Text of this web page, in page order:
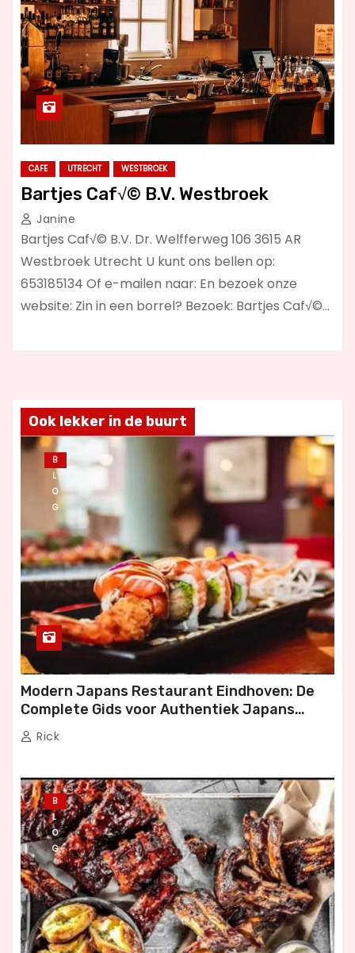
CAFE UTRECHT WESTBROEK
Bartjes Caf√© B.V. Westbroek
Janine
Bartjes Caf√© B.V. Dr. Welfferweg 106 3615 AR
Westbroek Utrecht U kunt ons bellen op:
653185134 Of e-mailen naar: En bezoek onze
website: Zin in een borrel? Bezoek: Bartjes Caf√©…
Ook lekker in de buurt
B
L
O
G
Modern Japans Restaurant Eindhoven: De
Complete Gids voor Authentiek Japans
Dineren
Rick
B
L
O
G